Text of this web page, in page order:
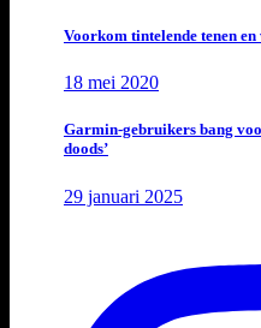
Voorkom tintelende tenen
18 mei 2020
Garmin-gebruikers bang
doods’
29 januari 2025